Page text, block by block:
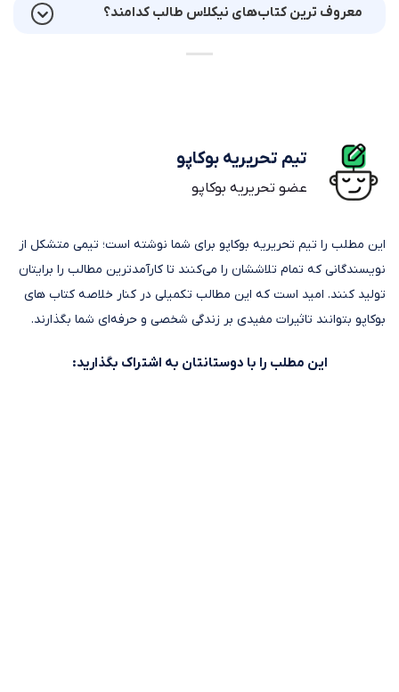
معروف ترین کتاب‌های نیکلاس طالب کدامند؟
تیم تحریریه بوکاپو
عضو تحریریه بوکاپو
این مطلب را تیم تحریریه بوکاپو برای شما نوشته است؛ تیمی متشکل از
نویسندگانی که تمام تلاششان را می‌کنند تا کارآمدترین مطالب را برایتان
تولید کنند. امید است که این مطالب تکمیلی در کنار خلاصه کتاب های
بوکاپو بتوانند تاثیرات مفیدی بر زندگی شخصی و حرفه‌ای شما بگذارند.
این مطلب را با دوستانتان به اشتراک بگذارید: